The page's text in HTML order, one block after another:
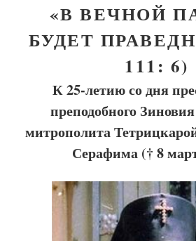
«В ВЕЧНОЙ
БУДЕТ
111: 6)
К 25-летию со дня
преподобного
митрополита
Серафима († 8